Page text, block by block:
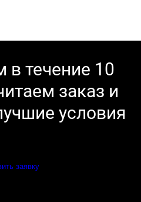
в течение 10
заказ и
условия
заявку